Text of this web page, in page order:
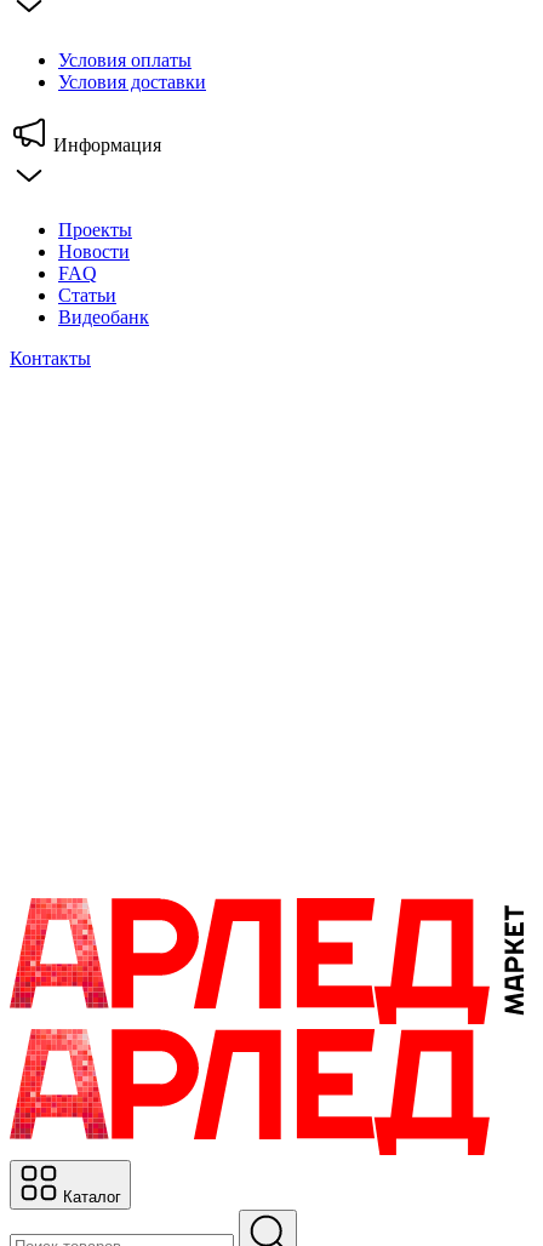
Условия оплаты
Условия доставки
Информация
Проекты
Новости
FAQ
Статьи
Видеобанк
Контакты
Каталог